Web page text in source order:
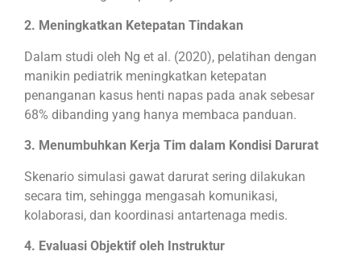
2. Meningkatkan Ketepatan Tindakan
Dalam studi oleh Ng et al. (2020), pelatihan dengan
manikin pediatrik meningkatkan ketepatan
penanganan kasus henti napas pada anak sebesar
68% dibanding yang hanya membaca panduan.
3. Menumbuhkan Kerja Tim dalam Kondisi Darurat
Skenario simulasi gawat darurat sering dilakukan
secara tim, sehingga mengasah komunikasi,
kolaborasi, dan koordinasi antartenaga medis.
4. Evaluasi Objektif oleh Instruktur